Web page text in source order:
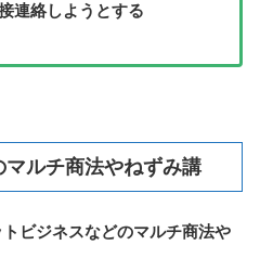
連絡しようとする
ルチ商法やねずみ講
トビジネスなどのマルチ商法や